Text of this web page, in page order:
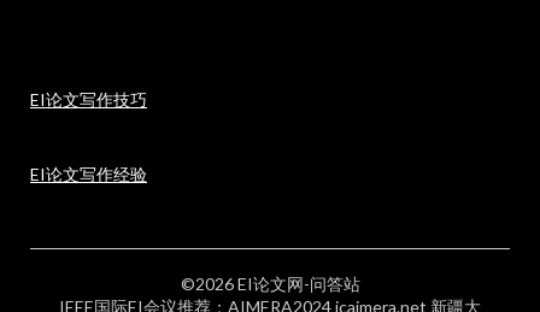
EI论文写作技巧
EI论文写作经验
©2026 EI论文网-问答站
IEEE国际EI会议推荐：AIMERA2024 icaimera.net 新疆大